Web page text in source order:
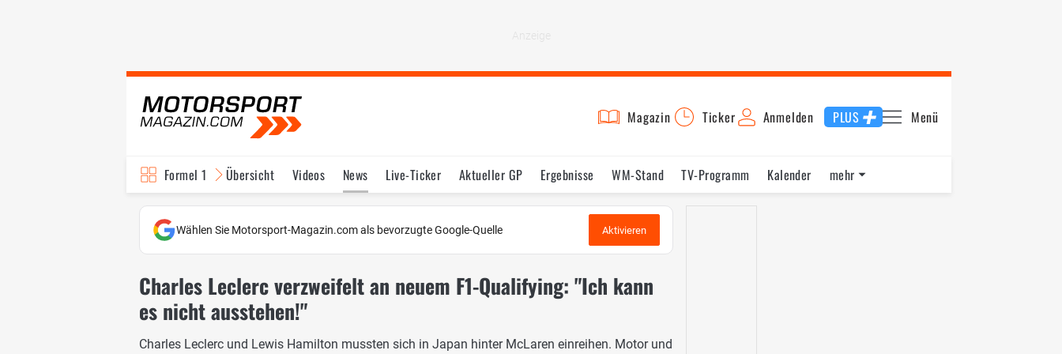
Magazin Ticker Anmelden PLUS Menü
Formel 1 Übersicht Videos News Live-Ticker Aktueller GP Ergebnisse WM-Stand TV-Programm
Kalender
Fahrer & Teams
Bilder Termine Statistik Testfahrten Reglement Lexikon
mehr
Wählen Sie Motorsport-Magazin.com als bevorzugte Google-Quelle Aktivieren
Charles Leclerc verzweifelt an neuem F1-Qualifying: "Ich kann
es nicht ausstehen!"
Charles Leclerc und Lewis Hamilton mussten sich in Japan hinter McLaren einreihen. Motor und